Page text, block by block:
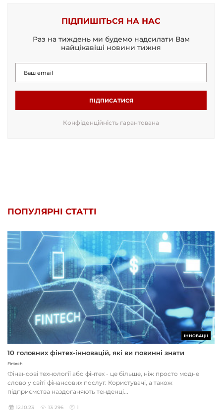
ПІДПИШІТЬСЯ НА НАС
Раз на тиждень ми будемо надсилати Вам
найцікавіші новини тижня
ПІДПИСАТИСЯ
Конфіденційність гарантована
ПОПУЛЯРНІ СТАТТІ
ІННОВАЦІЇ
10 головних фінтех-інновацій, які ви повинні знати
Fintech
Фінансові технології або фінтех - це більше, ніж просто модне
слово у світі фінансових послуг. Користувачі, а також
підприємства наздоганяють тенденці...
12.10.23 13 296 1